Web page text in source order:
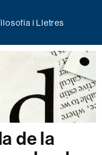
i Lletres
de la